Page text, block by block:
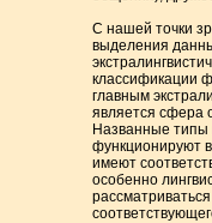
С нашей точки
выделения
классификации
главным
является сфера
Названные типы
функционируют
имеют
особенно